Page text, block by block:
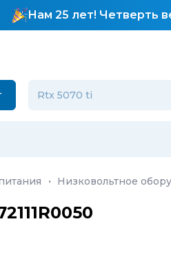
Нам 25 лет! Четверть
· Низковольтное